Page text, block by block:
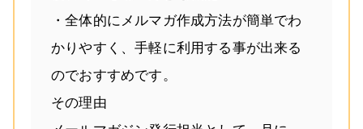
・全体的にメルマガ作成方法が簡単でわ
かりやすく、手軽に利用する事が出来る
のでおすすめです。
その理由